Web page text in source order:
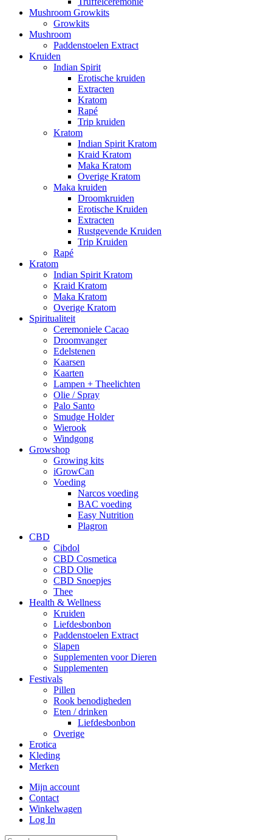
Mushroom Growkits
Growkits
Mushroom
Paddenstoelen Extract
Kruiden
Indian Spirit
Erotische kruiden
Extracten
Kratom
Rapé
Trip kruiden
Kratom
Indian Spirit Kratom
Kraid Kratom
Maka Kratom
Overige Kratom
Maka kruiden
Droomkruiden
Erotische Kruiden
Extracten
Rustgevende Kruiden
Trip Kruiden
Rapé
Kratom
Indian Spirit Kratom
Kraid Kratom
Maka Kratom
Overige Kratom
Spiritualiteit
Ceremoniele Cacao
Droomvanger
Edelstenen
Kaarsen
Kaarten
Lampen + Theelichten
Olie / Spray
Palo Santo
Smudge Holder
Wierook
Windgong
Growshop
Growing kits
iGrowCan
Voeding
Narcos voeding
BAC voeding
Easy Nutrition
Plagron
CBD
Cibdol
CBD Cosmetica
CBD Olie
CBD Snoepjes
Thee
Health & Wellness
Kruiden
Liefdesbonbon
Paddenstoelen Extract
Slapen
Supplementen voor Dieren
Supplementen
Festivals
Pillen
Rook benodigheden
Eten / drinken
Liefdesbonbon
Overige
Erotica
Kleding
Merken
Mijn account
Contact
Winkelwagen
Log In